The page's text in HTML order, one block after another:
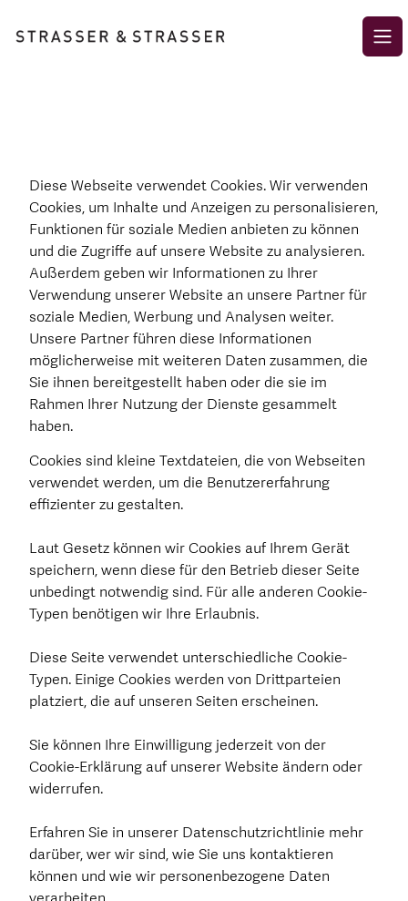
Diese Webseite verwendet Cookies. Wir verwenden
Cookies, um Inhalte und Anzeigen zu personalisieren,
Funktionen für soziale Medien anbieten zu können
und die Zugriffe auf unsere Website zu analysieren.
Außerdem geben wir Informationen zu Ihrer
Verwendung unserer Website an unsere Partner für
soziale Medien, Werbung und Analysen weiter.
Unsere Partner führen diese Informationen
möglicherweise mit weiteren Daten zusammen, die
Sie ihnen bereitgestellt haben oder die sie im
Rahmen Ihrer Nutzung der Dienste gesammelt
haben.
Cookies sind kleine Textdateien, die von Webseiten
verwendet werden, um die Benutzererfahrung
effizienter zu gestalten.
Laut Gesetz können wir Cookies auf Ihrem Gerät
speichern, wenn diese für den Betrieb dieser Seite
unbedingt notwendig sind. Für alle anderen Cookie-
Typen benötigen wir Ihre Erlaubnis.
Diese Seite verwendet unterschiedliche Cookie-
Typen. Einige Cookies werden von Drittparteien
platziert, die auf unseren Seiten erscheinen.
Sie können Ihre Einwilligung jederzeit von der
Cookie-Erklärung auf unserer Website ändern oder
widerrufen.
Erfahren Sie in unserer Datenschutzrichtlinie mehr
darüber, wer wir sind, wie Sie uns kontaktieren
können und wie wir personenbezogene Daten